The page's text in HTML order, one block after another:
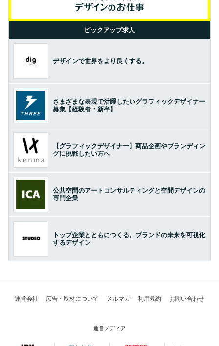
ピックアップ求人
デザインで世界をより良くする。
さまざまな表現で活躍したいグラフィックデザイナー
募集【経験者・新卒】
【グラフィックデザイナー】商品企画やブランディン
グに挑戦したい方へ
公共空間のアートコンサルティングと空間デザインの
専門企業
トップ企業とともにつくる。ブランドの未来を可視化
するデザイン
運営会社 広告・取材について メルマガ 利用規約 お問い合わせ
運営メディア